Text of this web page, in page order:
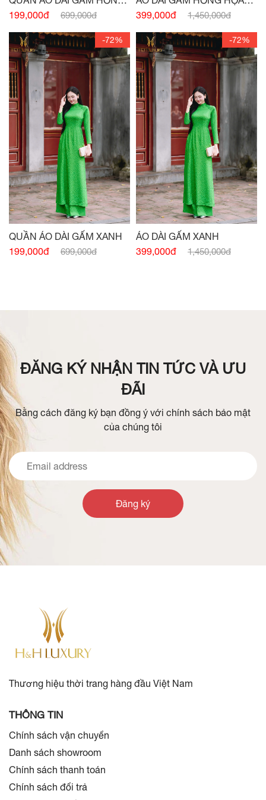
HỌA TIẾT
199,000đ 699,000đ
TIẾT
399,000đ 1,450,000đ
-72%
QUẦN ÁO DÀI GẤM XANH
199,000đ
699,000đ
-72%
ÁO DÀI GẤM XANH
399,000đ
1,450,000đ
ĐĂNG KÝ NHẬN TIN TỨC VÀ ƯU
ĐÃI
Bằng cách đăng ký bạn đồng ý với chính sách bảo mật
của chúng tôi
Đăng ký
Thương hiệu thời trang hàng đầu Việt Nam
THÔNG TIN
Chính sách vận chuyển
Danh sách showroom
Chính sách thanh toán
Chính sách đổi trả